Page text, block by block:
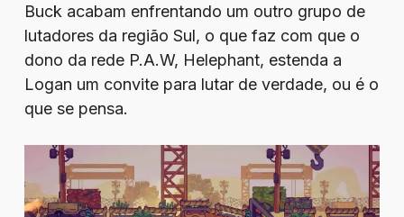
Buck acabam enfrentando um outro grupo de
lutadores da região Sul, o que faz com que o
dono da rede P.A.W, Helephant, estenda a
Logan um convite para lutar de verdade, ou é o
que se pensa.